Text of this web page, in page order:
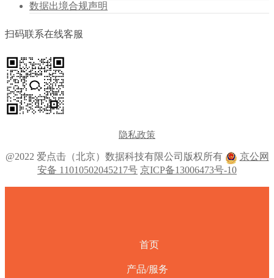
数据出境合规声明
扫码联系在线客服
隐私政策
@2022 爱点击（北京）数据科技有限公司版权所有
京公网
安备 11010502045217号 京ICP备13006473号-10
首页
产品/服务